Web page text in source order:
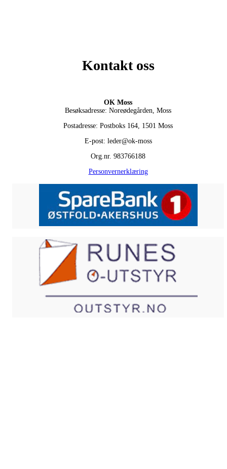
Kontakt oss
OK Moss
Besøksadresse: Noreødegården, Moss
Postadresse: Postboks 164, 1501 Moss
E-post: leder@ok-moss
Org.nr. 983766188
Personvernerklæring